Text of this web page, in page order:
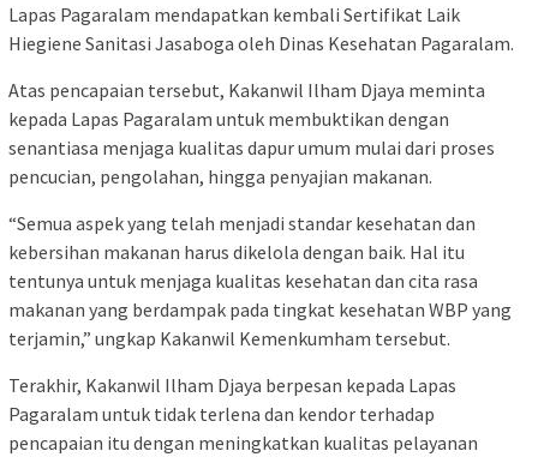
Lapas Pagaralam mendapatkan kembali Sertifikat Laik
Hiegiene Sanitasi Jasaboga oleh Dinas Kesehatan Pagaralam.
Atas pencapaian tersebut, Kakanwil Ilham Djaya meminta
kepada Lapas Pagaralam untuk membuktikan dengan
senantiasa menjaga kualitas dapur umum mulai dari proses
pencucian, pengolahan, hingga penyajian makanan.
“Semua aspek yang telah menjadi standar kesehatan dan
kebersihan makanan harus dikelola dengan baik. Hal itu
tentunya untuk menjaga kualitas kesehatan dan cita rasa
makanan yang berdampak pada tingkat kesehatan WBP yang
terjamin,” ungkap Kakanwil Kemenkumham tersebut.
Terakhir, Kakanwil Ilham Djaya berpesan kepada Lapas
Pagaralam untuk tidak terlena dan kendor terhadap
pencapaian itu dengan meningkatkan kualitas pelayanan